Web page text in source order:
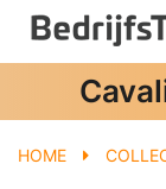
HOME